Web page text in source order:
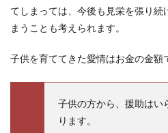
てしまっては、今後も見栄を張り続
まうことも考えられます。
子供を育ててきた愛情はお金の金額
子供の方から、援助はい
ります。